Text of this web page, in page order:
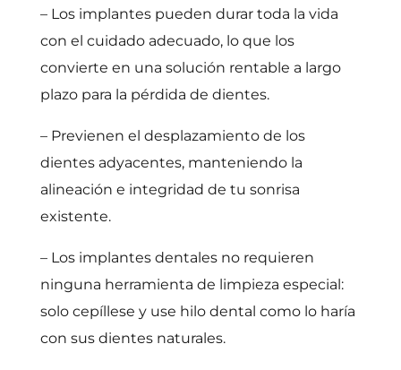
– Los implantes pueden durar toda la vida
con el cuidado adecuado, lo que los
convierte en una solución rentable a largo
plazo para la pérdida de dientes.
– Previenen el desplazamiento de los
dientes adyacentes, manteniendo la
alineación e integridad de tu sonrisa
existente.
– Los implantes dentales no requieren
ninguna herramienta de limpieza especial:
solo cepíllese y use hilo dental como lo haría
con sus dientes naturales.